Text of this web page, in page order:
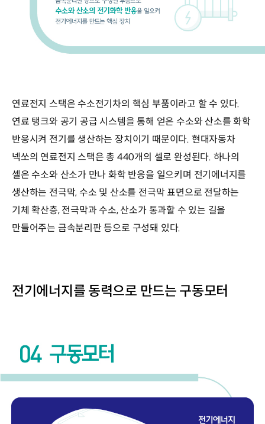
연료전지 스택은 수소전기차의 핵심 부품이라고 할 수 있다.
연료 탱크와 공기 공급 시스템을 통해 얻은 수소와 산소를 화학
반응시켜 전기를 생산하는 장치이기 때문이다. 현대자동차
넥쏘의 연료전지 스택은 총 440개의 셀로 완성된다. 하나의
셀은 수소와 산소가 만나 화학 반응을 일으키며 전기에너지를
생산하는 전극막, 수소 및 산소를 전극막 표면으로 전달하는
기체 확산층, 전극막과 수소, 산소가 통과할 수 있는 길을
만들어주는 금속분리판 등으로 구성돼 있다.
전기에너지를 동력으로 만드는 구동모터